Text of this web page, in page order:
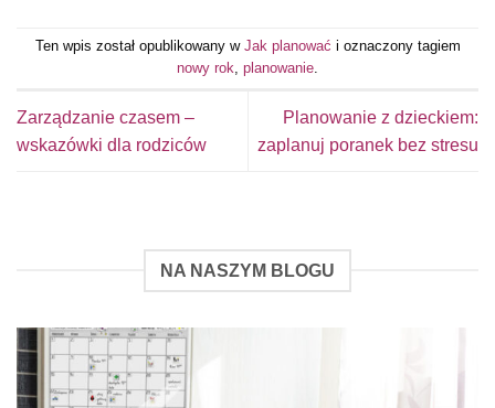
Ten wpis został opublikowany w Jak planować i oznaczony tagiem
nowy rok planowanie
Zarządzanie czasem –
wskazówki dla rodziców
Planowanie z dzieckiem:
zaplanuj poranek bez stresu
NA NASZYM BLOGU